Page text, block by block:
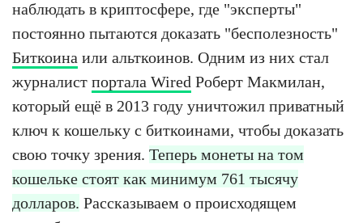
наблюдать в криптосфере, где "эксперты"
постоянно пытаются доказать "бесполезность"
Биткоина или альткоинов. Одним из них стал
журналист портала Wired Роберт Макмилан,
который ещё в 2013 году уничтожил приватный
ключ к кошельку с биткоинами, чтобы доказать
свою точку зрения. Теперь монеты на том
кошельке стоят как минимум 761 тысячу
долларов. Рассказываем о происходящем